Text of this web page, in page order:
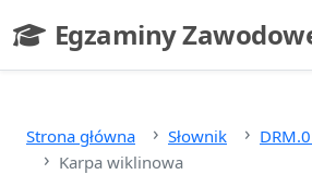
Egzaminy
- strona główna
Strona główna Słownik
Karpa wiklinowa